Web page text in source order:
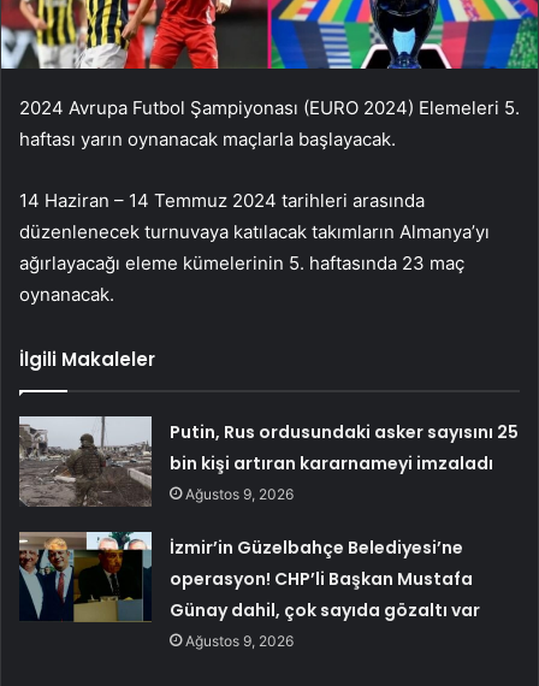
2024 Avrupa Futbol Şampiyonası (EURO 2024) Elemeleri 5.
haftası yarın oynanacak maçlarla başlayacak.
14 Haziran – 14 Temmuz 2024 tarihleri ​​arasında
düzenlenecek turnuvaya katılacak takımların Almanya’yı
ağırlayacağı eleme kümelerinin 5. haftasında 23 maç
oynanacak.
İlgili Makaleler
Putin, Rus ordusundaki asker sayısını 25
bin kişi artıran kararnameyi imzaladı
Ağustos 9, 2026
İzmir’in Güzelbahçe Belediyesi’ne
operasyon! CHP’li Başkan Mustafa
Günay dahil, çok sayıda gözaltı var
Ağustos 9, 2026